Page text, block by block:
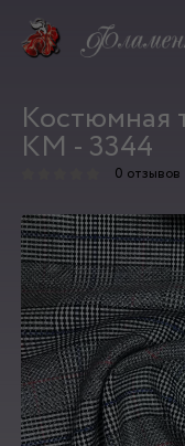
Костюмная
КМ - 3344
0 отзывов